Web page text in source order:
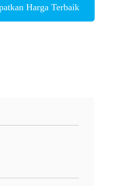
Harga Terbaik